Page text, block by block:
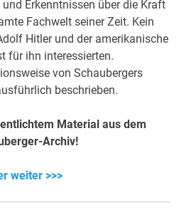
Erkenntnissen über die Kraft
Fachwelt seiner Zeit. Kein
Hitler und der amerikanische
für ihn interessierten.
von Schaubergers
beschrieben.
Material aus dem
Archiv!
weiter >>>